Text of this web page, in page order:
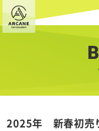
2025年 新春初売